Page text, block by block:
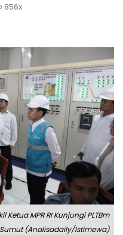
856x
Ketua MPR RI Kunjungi PLTBm
Sumut (Analisadaily/Istimewa)